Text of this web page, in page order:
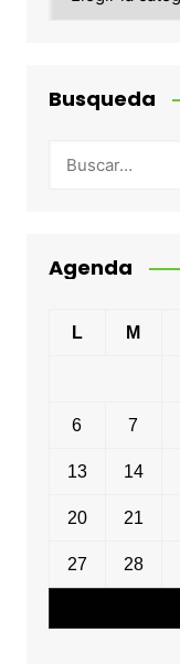
Busqueda
Agenda
L M
6 7
13 14
20 21
27 28